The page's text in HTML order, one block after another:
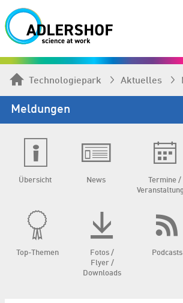
Technologiepark Aktuelles
Meldungen
Übersicht News
Termine /
Top-Themen
Fotos /
Flyer /
Downloads
Podcasts